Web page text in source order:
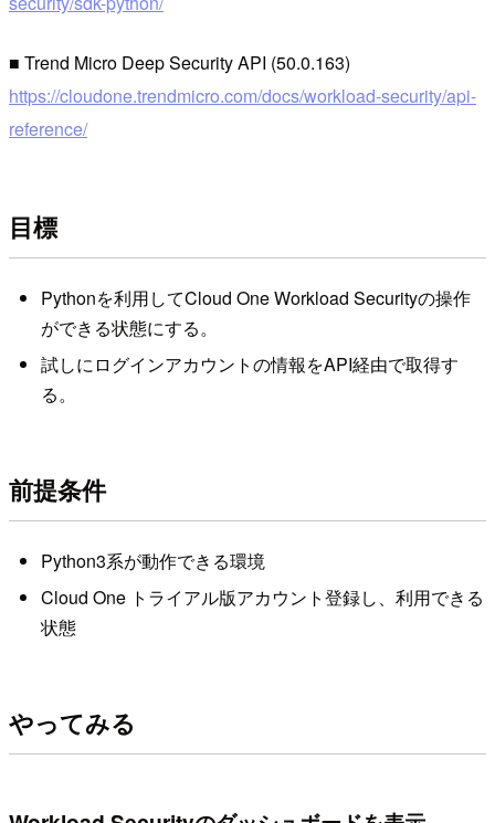
■ Trend Micro Deep Security API (50.0.163)
https://cloudone.trendmicro.com/docs/workload-security/api-
reference/
目標
Pythonを利用してCloud One Workload Securityの操作
ができる状態にする。
試しにログインアカウントの情報をAPI経由で取得す
る。
前提条件
Python3系が動作できる環境
Cloud One トライアル版アカウント登録し、利用できる
状態
やってみる